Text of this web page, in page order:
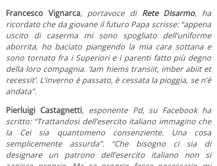
Francesco Vignarca, portavoce di Rete Disarmo, ha
ricordato che da giovane il futuro Papa scrisse: “appena
uscito di caserma mi sono spogliato dell’uniforme
aborrita, ho baciato piangendo la mia cara sottana e
sono tornato fra i Superiori e i parenti fatto più degno
della loro compagnia. ‘Iam hiems transiit, imber abiit et
recessit’. L’inverno è passato, è cessata la pioggia, se n’è
andata”.
Pierluigi Castagnetti, esponente Pd, su Facebook ha
scritto: “Trattandosi dell’esercito italiano immagino che
la Cei sia quantomeno consenziente. Una cosa
semplicemente assurda”. “Che bisogno ci sia di
designare un patrono dell’esercito italiano non si